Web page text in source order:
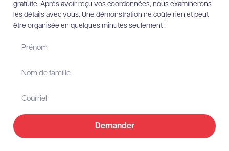
gratuite. Après avoir reçu vos coordonnées, nous examinerons
les détails avec vous. Une démonstration ne coûte rien et peut
être organisée en quelques minutes seulement !
Demander